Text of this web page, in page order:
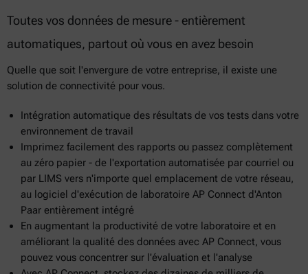
Toutes vos données de mesure - entièrement
automatiques, partout où vous en avez besoin
Quelle que soit l'envergure de votre entreprise, il existe une
solution de connectivité pour vous.
Intégration automatique des résultats de vos tests dans votre
environnement de travail
Imprimez facilement des rapports ou passez complètement
au zéro papier - de l'exportation automatisée par courriel ou
par LIMS vers n'importe quel emplacement de votre réseau,
au logiciel d'exécution de laboratoire AP Connect d'Anton
Paar entièrement intégré
En augmentant la productivité de votre laboratoire et en
améliorant la qualité des données avec AP Connect, vous
pouvez vous concentrer sur l'évaluation et l'analyse